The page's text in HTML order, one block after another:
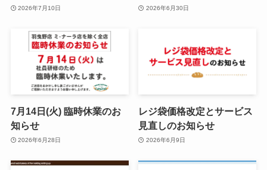
2026年7月10日 2026年6月30日
7月14日(火) 臨時休業のお
知らせ
2026年6月28日
レジ袋価格改定とサービス
見直しのお知らせ
2026年6月9日